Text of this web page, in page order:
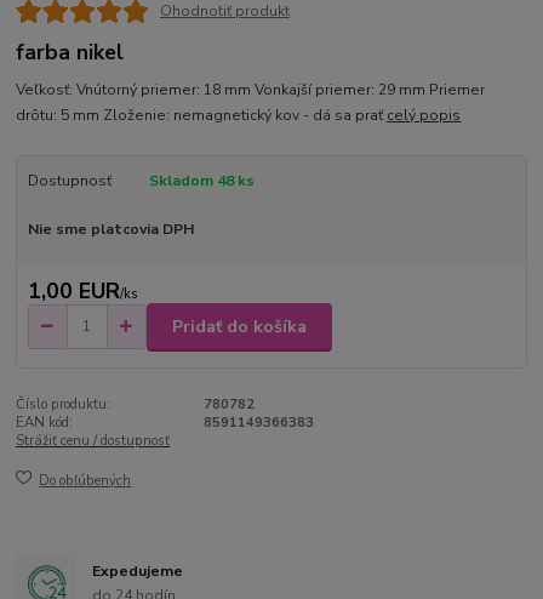
Ohodnotiť produkt
farba nikel
Veľkosť: Vnútorný priemer: 18 mm Vonkajší priemer: 29 mm Priemer
drôtu: 5 mm Zloženie: nemagnetický kov - dá sa praťcelý popis
Dostupnosť Skladom 48 ks
Nie sme platcovia DPH
1,00 EUR/ks
Pridať do košíka
Číslo produktu:
780782
EAN kód:
8591149366383
Strážiť cenu / dostupnosť
Do obľúbených
Expedujeme
do 24 hodín